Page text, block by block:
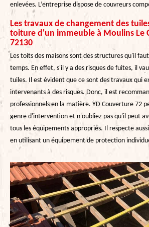
enlevées. L’entreprise dispose de couvreurs
Les travaux de changement des
toiture d'un immeuble à Moulins Le
72130
Les toits des maisons sont des structures qu'il
temps. En effet, s'il y a des risques de fuites, il
tuiles. Il est évident que ce sont des travaux qui
intervenants à des risques. Donc, il est
professionnels en la matière. YD Couverture 72
genre d'intervention et n'oubliez pas qu'il peut
tous les équipements appropriés. Il respecte
en utilisant un équipement de protection